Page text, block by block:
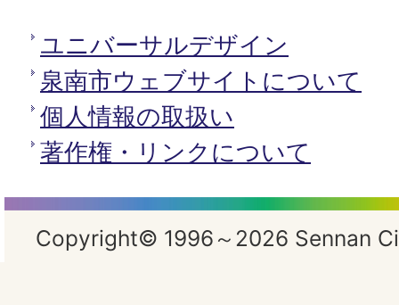
ユニバーサルデザイン
泉南市ウェブサイトについて
個人情報の取扱い
著作権・リンクについて
Copyright© 1996～2026 Sennan